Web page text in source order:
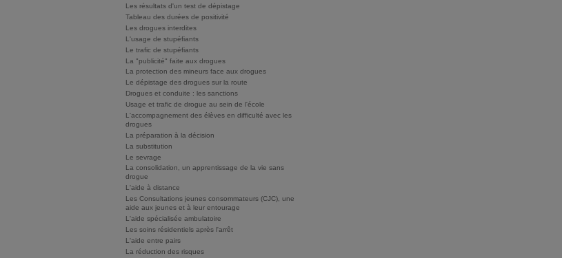
Les résultats d'un test de dépistage
Tableau des durées de positivité
Les drogues interdites
L'usage de stupéfiants
Le trafic de stupéfiants
La "publicité" faite aux drogues
La protection des mineurs face aux drogues
Le dépistage des drogues sur la route
Drogues et conduite : les sanctions
Usage et trafic de drogue au sein de l'école
L'accompagnement des élèves en difficulté avec les
drogues
La préparation à la décision
La substitution
Le sevrage
La consolidation, un apprentissage de la vie sans
drogue
L'aide à distance
Les Consultations jeunes consommateurs (CJC), une
aide aux jeunes et à leur entourage
L'aide spécialisée ambulatoire
Les soins résidentiels après l'arrêt
L'aide entre pairs
La réduction des risques